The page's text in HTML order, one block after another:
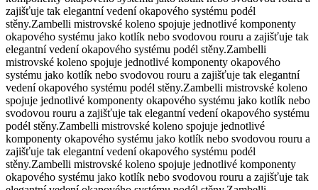
zajišťuje tak elegantní vedení okapového systému podél
stěny.Zambelli mistrovské koleno spojuje jednotlivé komponenty
okapového systému jako kotlík nebo svodovou rouru a zajišťuje tak
elegantní vedení okapového systému podél stěny.Zambelli
mistrovské koleno spojuje jednotlivé komponenty okapového
systému jako kotlík nebo svodovou rouru a zajišťuje tak elegantní
vedení okapového systému podél stěny.Zambelli mistrovské koleno
spojuje jednotlivé komponenty okapového systému jako kotlík nebo
svodovou rouru a zajišťuje tak elegantní vedení okapového systému
podél stěny.Zambelli mistrovské koleno spojuje jednotlivé
komponenty okapového systému jako kotlík nebo svodovou rouru a
zajišťuje tak elegantní vedení okapového systému podél
stěny.Zambelli mistrovské koleno spojuje jednotlivé komponenty
okapového systému jako kotlík nebo svodovou rouru a zajišťuje tak